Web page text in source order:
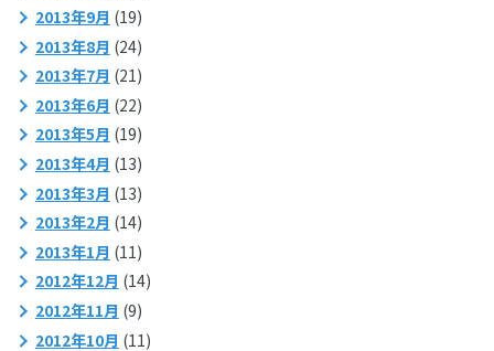
2013年9月 (19)
2013年8月 (24)
2013年7月 (21)
2013年6月 (22)
2013年5月 (19)
2013年4月 (13)
2013年3月 (13)
2013年2月 (14)
2013年1月 (11)
2012年12月 (14)
2012年11月 (9)
2012年10月 (11)